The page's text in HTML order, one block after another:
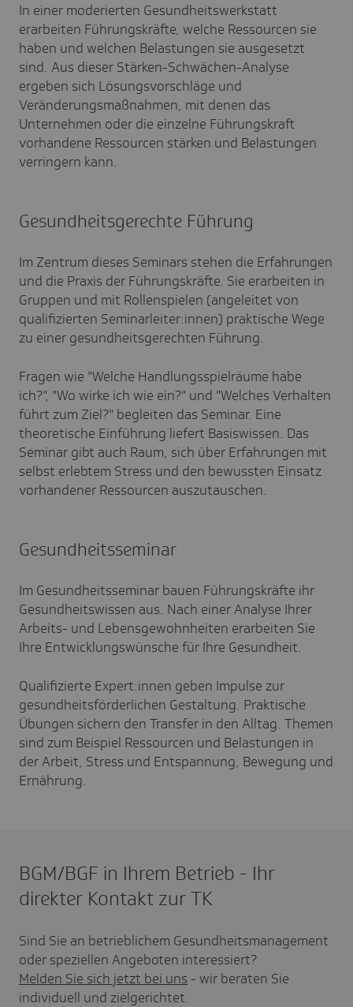
In einer moderierten Gesundheitswerkstatt
erarbeiten Führungskräfte, welche Ressourcen sie
haben und welchen Belastungen sie ausgesetzt
sind. Aus dieser Stärken-Schwächen-Analyse
ergeben sich Lösungsvorschläge und
Veränderungsmaßnahmen, mit denen das
Unternehmen oder die einzelne Führungskraft
vorhandene Ressourcen stärken und Belastungen
verringern kann.
Gesundheitsgerechte Führung
Im Zentrum dieses Seminars stehen die Erfahrungen
und die Praxis der Führungskräfte. Sie erarbeiten in
Gruppen und mit Rollenspielen (angeleitet von
qualifizierten Seminarleiter:innen) praktische Wege
zu einer gesundheitsgerechten Führung.
Fragen wie "Welche Handlungsspielräume habe
ich?", "Wo wirke ich wie ein?" und "Welches Verhalten
führt zum Ziel?" begleiten das Seminar. Eine
theoretische Einführung liefert Basiswissen. Das
Seminar gibt auch Raum, sich über Erfahrungen mit
selbst erlebtem Stress und den bewussten Einsatz
vorhandener Ressourcen auszutauschen.
Gesundheitsseminar
Im Gesundheitsseminar bauen Führungskräfte ihr
Gesundheitswissen aus. Nach einer Analyse Ihrer
Arbeits- und Lebensgewohnheiten erarbeiten Sie
Ihre Entwicklungswünsche für Ihre Gesundheit.
Qualifizierte Expert:innen geben Impulse zur
gesundheitsförderlichen Gestaltung. Praktische
Übungen sichern den Transfer in den Alltag. Themen
sind zum Beispiel Ressourcen und Belastungen in
der Arbeit, Stress und Entspannung, Bewegung und
Ernährung.
BGM/BGF in Ihrem Betrieb - Ihr
direkter Kontakt zur TK
Sind Sie an betrieblichem Gesundheitsmanagement
oder speziellen Angeboten interessiert?
Melden Sie sich jetzt bei uns - wir beraten Sie
individuell und zielgerichtet.